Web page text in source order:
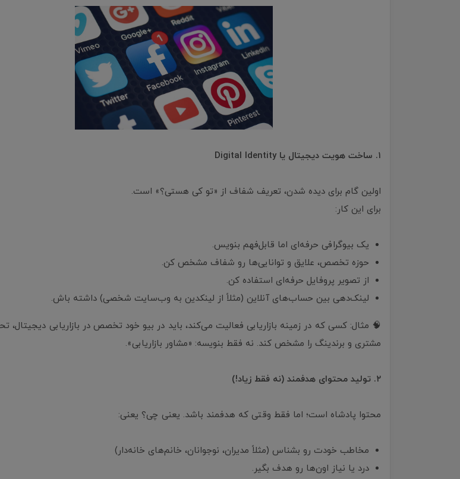
۱. ساخت هویت دیجیتال یا Digital Identity
اولین گام برای دیده شدن، تعریف شفاف از «تو کی هستی؟» است.
برای این کار:
یک بیوگرافی حرفه‌ای اما قابل‌فهم بنویس.
حوزه تخصص، علایق و توانایی‌ها رو شفاف مشخص کن.
از تصویر پروفایل حرفه‌ای استفاده کن.
لینک‌دهی بین حساب‌های آنلاین (مثلاً از لینکدین به وب‌سایت شخصی) داشته باش.
🧠 مثال: کسی که در زمینه بازاریابی فعالیت می‌کند، باید در بیو خود تخصص در بازاریابی دیجیتال،
مشتری و برندینگ را مشخص کند. نه فقط بنویسه: «مشاور بازاریابی».
۲. تولید محتوای هدفمند (نه فقط زیاد!)
محتوا پادشاه است؛ اما فقط وقتی که هدفمند باشد. یعنی چی؟ یعنی:
مخاطب خودت رو بشناس (مثلاً مدیران، نوجوانان، خانم‌های خانه‌دار)
درد یا نیاز اون‌ها رو هدف بگیر.